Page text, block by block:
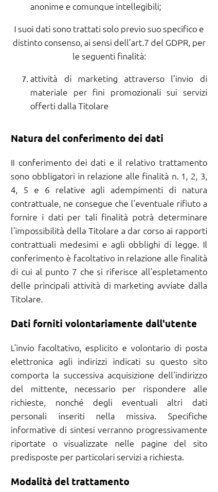
anonime e comunque intellegibili;
I suoi dati sono trattati solo previo suo specifico e
distinto consenso, ai sensi dell’art.7 del GDPR, per
le seguenti finalità:
attività di marketing attraverso l’invio di
materiale per fini promozionali sui servizi
offerti dalla Titolare
Natura del conferimento dei dati
II conferimento dei dati e il relativo trattamento
sono obbligatori in relazione alle finalità n. 1, 2, 3,
4, 5 e 6 relative agli adempimenti di natura
contrattuale, ne consegue che l'eventuale rifiuto a
fornire i dati per tali finalità potrà determinare
l'impossibilità della Titolare a dar corso ai rapporti
contrattuali medesimi e agli obblighi di legge. Il
conferimento è facoltativo in relazione alle finalità
di cui al punto 7 che si riferisce all'espletamento
delle principali attività di marketing avviate dalla
Titolare.
Dati forniti volontariamente dall'utente
L'invio facoltativo, esplicito e volontario di posta
elettronica agli indirizzi indicati su questo sito
comporta la successiva acquisizione dell'indirizzo
del mittente, necessario per rispondere alle
richieste, nonché degli eventuali altri dati
personali inseriti nella missiva. Specifiche
informative di sintesi verranno progressivamente
riportate o visualizzate nelle pagine del sito
predisposte per particolari servizi a richiesta.
Modalità del trattamento